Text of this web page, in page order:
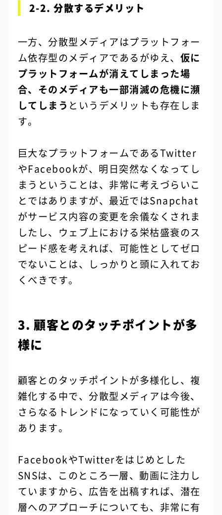
2-2. 分散するデメリット
一方、分散型メディアはプラットフォー
ム依存型のメディアであるがゆえ、 仮に
プラットフォームが消えてしまった場
合、そのメディアも一部消滅の危機に瀕
してしまう というデメリットも存在しま
す。
巨大なプラットフォームであるTwitter
やFacebookが、明日突然なくなってし
まうということは、非常に考えづらいこ
とではありますが、最近ではSnapchat
がサービス内容の変更を余儀なくされま
したし、ウェブ上における栄枯盛衰のス
ピード感を考えれば、可能性としてゼロ
でないことは、しっかりと頭に入れてお
くべきです。
3. 顧客とのタッチポイントが多
様に
顧客とのタッチポイントが多様化し、複
雑化する中で、分散型メディアは今後、
さらなるトレンドになっていく可能性が
あります。
FacebookやTwitterをはじめとした
SNSは、このところ一層、動画に注力し
ていますから、広告を出稿すれば、潜在
層へのアプローチについても、非常に有